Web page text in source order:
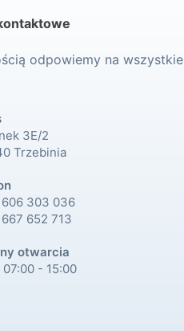
odpowiemy na wszystkie
3E/2
Trzebinia
303 036
652 713
otwarcia
- 15:00